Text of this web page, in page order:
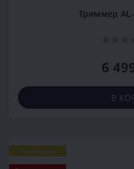
Триммер AL-
6
В
Популярный